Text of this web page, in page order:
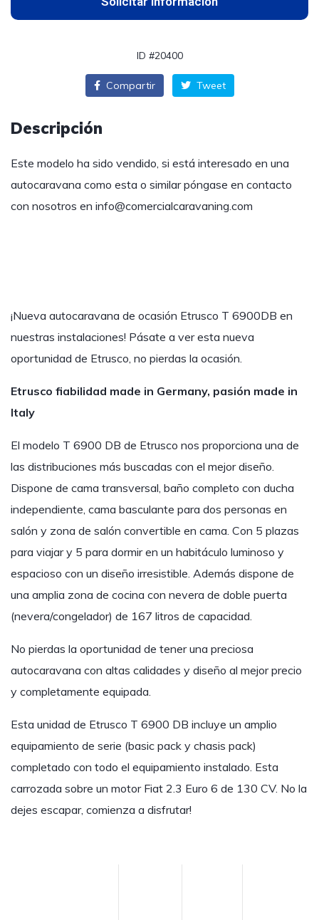
ID #20400
Compartir Tweet
Descripción
Este modelo ha sido vendido, si está interesado en una
autocaravana como esta o similar póngase en contacto
con nosotros en info@comercialcaravaning.com
¡Nueva autocaravana de ocasión Etrusco T 6900DB en
nuestras instalaciones! Pásate a ver esta nueva
oportunidad de Etrusco, no pierdas la ocasión.
Etrusco fiabilidad made in Germany, pasión made in
Italy
El modelo T 6900 DB de Etrusco nos proporciona una de
las distribuciones más buscadas con el mejor diseño.
Dispone de cama transversal, baño completo con ducha
independiente, cama basculante para dos personas en
salón y zona de salón convertible en cama. Con 5 plazas
para viajar y 5 para dormir en un habitáculo luminoso y
espacioso con un diseño irresistible. Además dispone de
una amplia zona de cocina con nevera de doble puerta
(nevera/congelador) de 167 litros de capacidad.
No pierdas la oportunidad de tener una preciosa
autocaravana con altas calidades y diseño al mejor precio
y completamente equipada.
Esta unidad de Etrusco T 6900 DB incluye un amplio
equipamiento de serie (basic pack y chasis pack)
completado con todo el equipamiento instalado. Esta
carrozada sobre un motor Fiat 2.3 Euro 6 de 130 CV. No la
dejes escapar, comienza a disfrutar!